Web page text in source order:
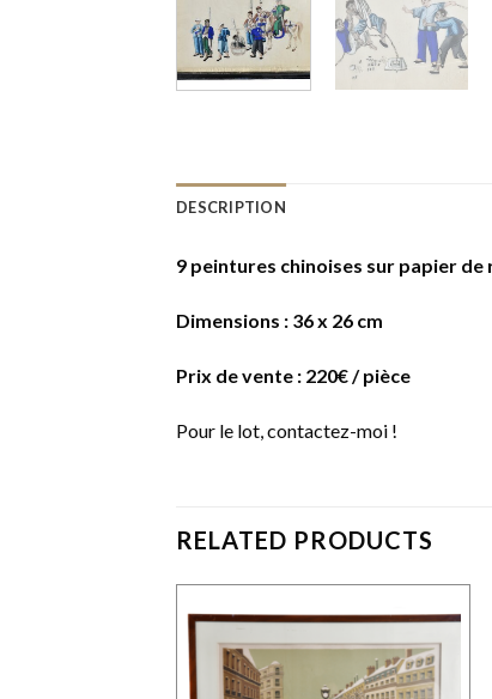
DESCRIPTION
9 peintures chinoises sur papier de
Dimensions : 36 x 26 cm
Prix de vente : 220€ / pièce
Pour le lot, contactez-moi !
RELATED PRODUCTS